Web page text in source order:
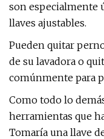
son especialmente
llaves ajustables.
Pueden quitar
de su lavadora o
comúnmente para
Como todo lo
herramientas que
Tomaría una llave